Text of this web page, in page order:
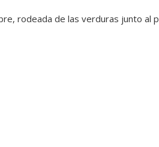
rodeada de las verduras junto al